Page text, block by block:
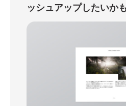
ッシュアップしたいか